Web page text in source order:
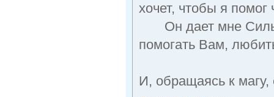
хочет, чтобы я помог
Он дает мне Силы,
помогать Вам,
И, обращаясь к